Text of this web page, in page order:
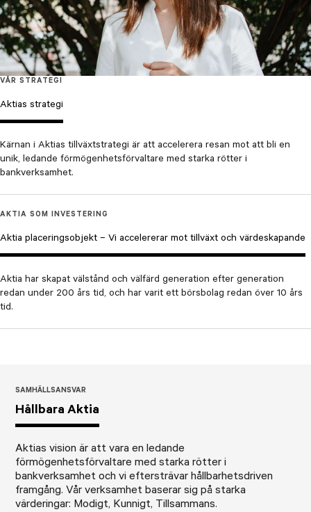
VÅR STRATEGI
Aktias strategi
Kärnan i Aktias tillväxtstrategi är att accelerera resan mot att bli en
unik, ledande förmögenhetsförvaltare med starka rötter i
bankverksamhet.
AKTIA SOM INVESTERING
Aktia placeringsobjekt – Vi accelererar mot tillväxt och värdeskapande
Aktia har skapat välstånd och välfärd generation efter generation
redan under 200 års tid, och har varit ett börsbolag redan över 10 års
tid.
SAMHÄLLSANSVAR
Hållbara Aktia
Aktias vision är att vara en ledande
förmögenhetsförvaltare med starka rötter i
bankverksamhet och vi eftersträvar hållbarhetsdriven
framgång. Vår verksamhet baserar sig på starka
värderingar: Modigt, Kunnigt, Tillsammans.